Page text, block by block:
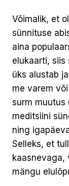
Võimalik, et
sünnituse
aina
elukaarti, siis
üks alustab
me varem
surm muutus
meditsiini
ning
Selleks, et
kaasnevaga,
mängu